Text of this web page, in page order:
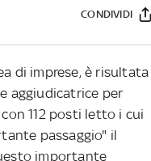
CONDIVIDI
di imprese, è risultata
aggiudicatrice per
112 posti letto i cui
passaggio" il
importante